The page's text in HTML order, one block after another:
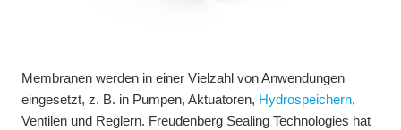
Membranen werden in einer Vielzahl von Anwendungen
eingesetzt, z. B. in Pumpen, Aktuatoren, Hydrospeichern,
Ventilen und Reglern. Freudenberg Sealing Technologies hat